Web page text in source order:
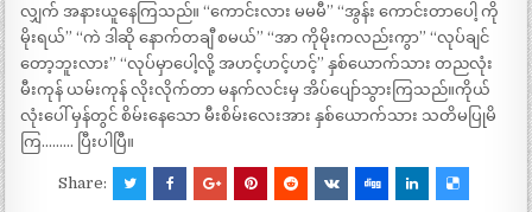
လျှက် အနားယူနေကြသည်။ “ကောင်းလား မမမီ” “အွန်း ကောင်းတာပေါ့ ကို
မိုးရယ်” “ကဲ ဒါဆို နောက်တချီ စမယ်” “အာ ကိုမိုးကလည်းကွာ” “လုပ်ချင်
တော့ဘူးလား” “လုပ်မှာပေါ့လို့ အဟင့်ဟင့်ဟင့်” နှစ်ယောက်သား တညလုံး
မီးကုန် ယမ်းကုန် လိုးလိုက်တာ မနက်လင်းမှ အိပ်ပျော်သွားကြသည်။ကိုယ်
လုံးပေါ် မှန်တွင် စိမ်းနေသော မီးစိမ်းလေးအား နှစ်ယောက်သား သတိမပြုမိ
ကြ……… ပြီးပါပြီ။
Share: